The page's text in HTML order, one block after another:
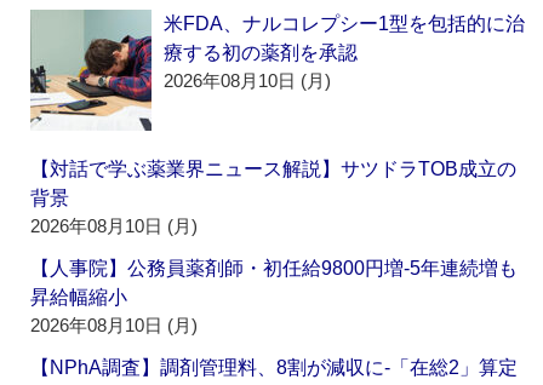
米FDA、ナルコレプシー1型を包括的に治
療する初の薬剤を承認
2026年08月10日 (月)
【対話で学ぶ薬業界ニュース解説】サツドラTOB成立の
背景
2026年08月10日 (月)
【人事院】公務員薬剤師・初任給9800円増‐5年連続増も
昇給幅縮小
2026年08月10日 (月)
【NPhA調査】調剤管理料、8割が減収に‐「在総2」算定